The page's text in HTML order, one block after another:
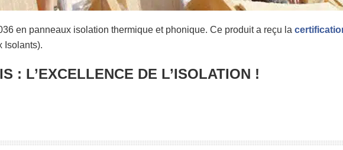
en panneaux isolation thermique et phonique. Ce produit a reçu la
Isolants).
: L’EXCELLENCE DE L’ISOLATION !